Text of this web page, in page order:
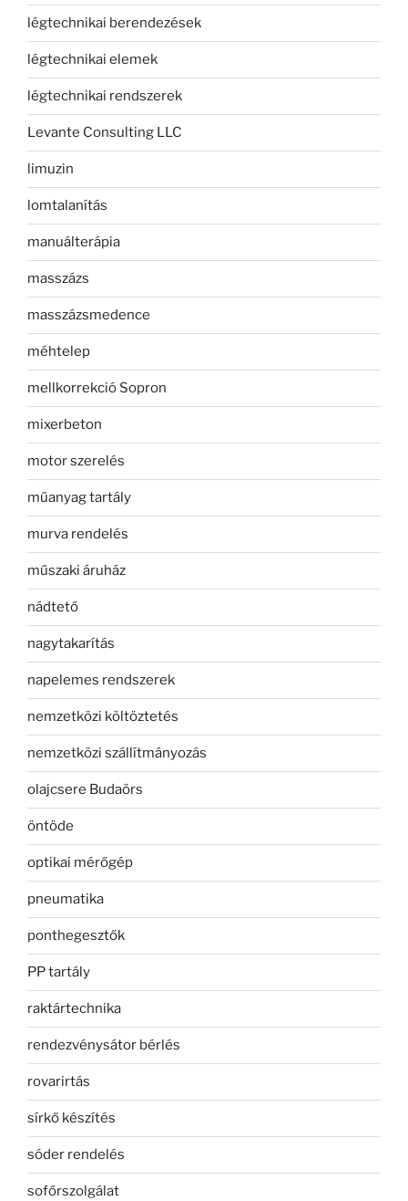
légtechnikai berendezések
légtechnikai elemek
légtechnikai rendszerek
Levante Consulting LLC
limuzin
lomtalanítás
manuálterápia
masszázs
masszázsmedence
méhtelep
mellkorrekció Sopron
mixerbeton
motor szerelés
műanyag tartály
murva rendelés
műszaki áruház
nádtető
nagytakarítás
napelemes rendszerek
nemzetközi költöztetés
nemzetközi szállítmányozás
olajcsere Budaörs
öntöde
optikai mérőgép
pneumatika
ponthegesztők
PP tartály
raktártechnika
rendezvénysátor bérlés
rovarirtás
sírkő készítés
sóder rendelés
sofőrszolgálat